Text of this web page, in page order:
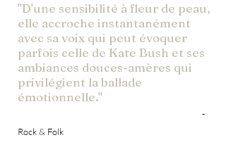
"D'une sensibilité à fleur de peau,
elle accroche instantanément
avec sa voix qui peut évoquer
parfois celle de Kate Bush et ses
ambiances douces-amères qui
privilégient la ballade
émotionnelle."
-
Rock & Folk